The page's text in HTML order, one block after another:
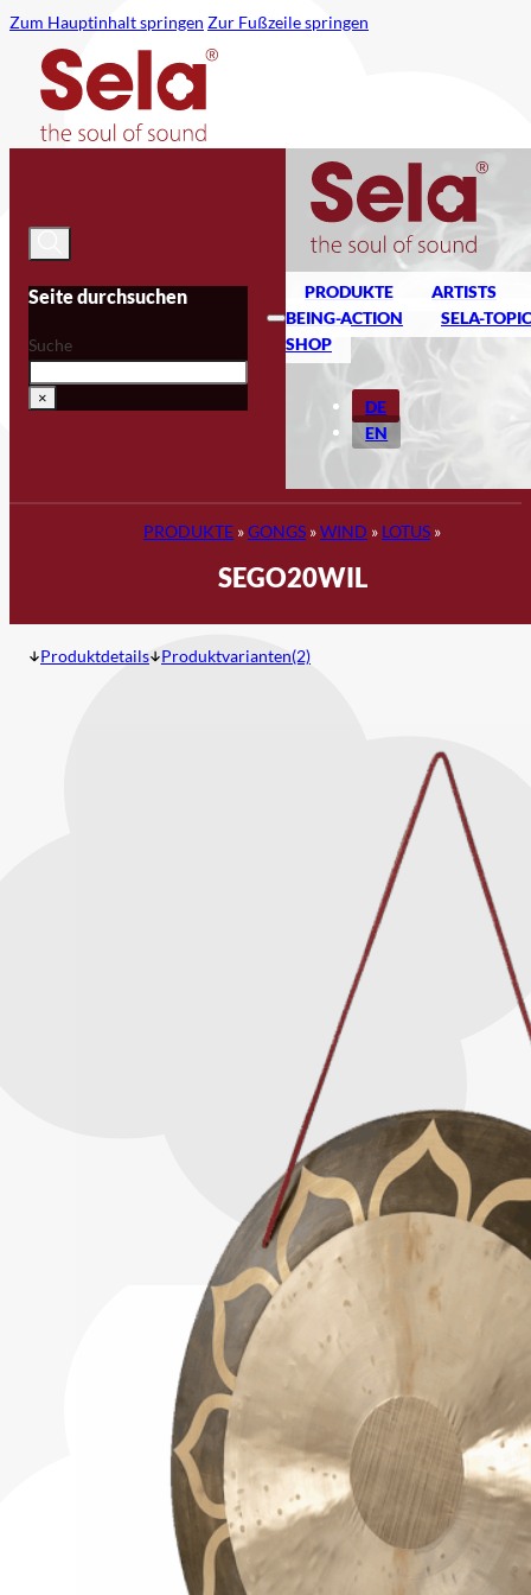
Zum Hauptinhalt springen Zur Fußzeile springen
Seite durchsuchen
Suche
×
PRODUKTE
ARTISTS
BEING-ACTION
SELA-
SHOP
DE
EN
PRODUKTE »GONGS »WIND » LOTUS »
SEGO20WIL
Produktdetails Produktvarianten(2)